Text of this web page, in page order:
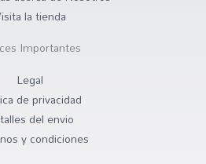
m e
t
la tienda
Importantes
Legal
de privacidad
del envio
y condiciones